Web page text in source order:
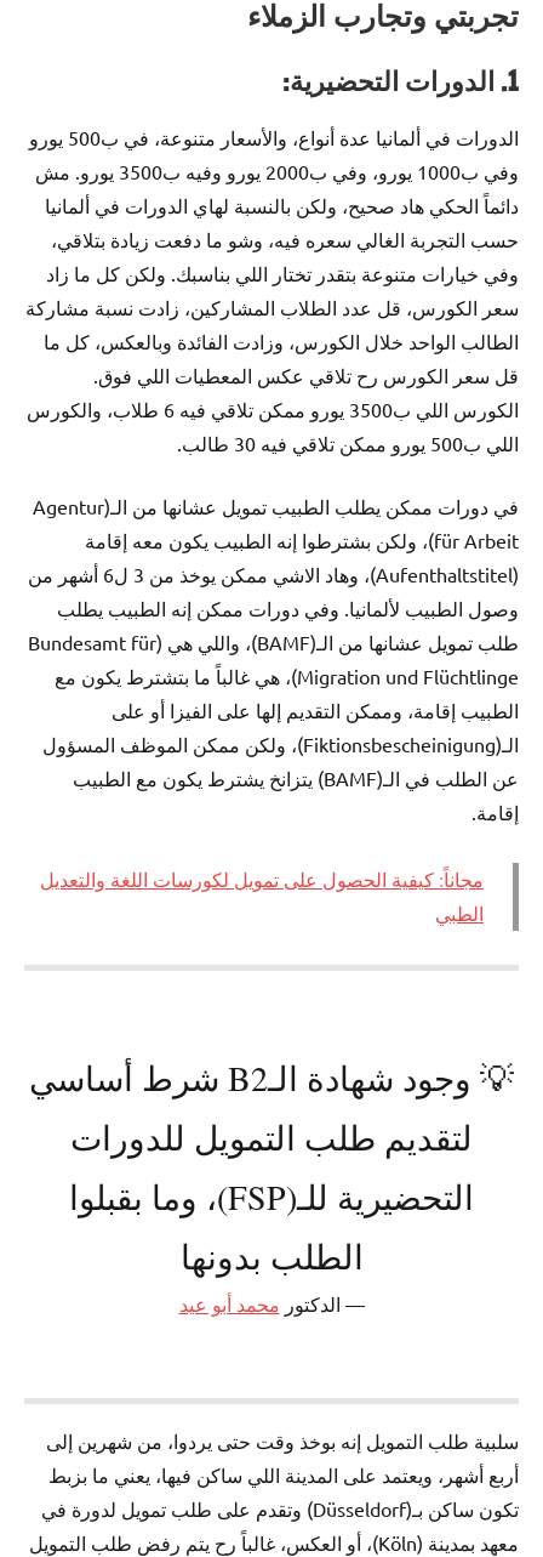
تجربتي وتجارب الزملاء
1. الدورات التحضيرية:
الدورات في ألمانيا عدة أنواع، والأسعار متنوعة، في ب500 يورو
وفي ب1000 يورو، وفي ب2000 يورو وفيه ب3500 يورو. مش
دائماً الحكي هاد صحيح، ولكن بالنسبة لهاي الدورات في ألمانيا
حسب التجربة الغالي سعره فيه، وشو ما دفعت زيادة بتلاقي،
وفي خيارات متنوعة بتقدر تختار اللي بناسبك. ولكن كل ما زاد
سعر الكورس، قل عدد الطلاب المشاركين، زادت نسبة مشاركة
الطالب الواحد خلال الكورس، وزادت الفائدة وبالعكس، كل ما
قل سعر الكورس رح تلاقي عكس المعطيات اللي فوق.
الكورس اللي ب3500 يورو ممكن تلاقي فيه 6 طلاب، والكورس
اللي ب500 يورو ممكن تلاقي فيه 30 طالب.
في دورات ممكن يطلب الطبيب تمويل عشانها من الـ(Agentur
für Arbeit)، ولكن بشترطوا إنه الطبيب يكون معه إقامة
(Aufenthaltstitel)، وهاد الاشي ممكن يوخذ من 3 ل6 أشهر من
وصول الطبيب لألمانيا. وفي دورات ممكن إنه الطبيب يطلب
طلب تمويل عشانها من الـ(BAMF)، واللي هي (Bundesamt für
Migration und Flüchtlinge)، هي غالباً ما بتشترط يكون مع
الطبيب إقامة، وممكن التقديم إلها على الفيزا أو على
الـ(Fiktionsbescheinigung)، ولكن ممكن الموظف المسؤول
عن الطلب في الـ(BAMF) يتزانخ يشترط يكون مع الطبيب
إقامة.
مجاناً: كيفية الحصول على تمويل لكورسات اللغة والتعديل
الطبي
💡 وجود شهادة الـB2 شرط أساسي
لتقديم طلب التمويل للدورات
التحضيرية للـ(FSP)، وما بقبلوا
الطلب بدونها
الدكتور محمد أبو عيد
سلبية طلب التمويل إنه بوخذ وقت حتى يردوا، من شهرين إلى
أربع أشهر، ويعتمد على المدينة اللي ساكن فيها، يعني ما بزبط
تكون ساكن بـ(Düsseldorf) وتقدم على طلب تمويل لدورة في
معهد بمدينة (Köln)، أو العكس، غالباً رح يتم رفض طلب التمويل